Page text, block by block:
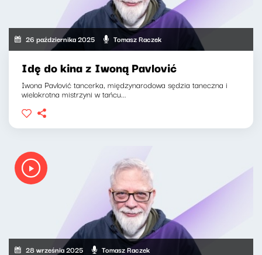
26 października 2025 Tomasz Raczek
Idę do kina z Iwoną Pavlović
Iwona Pavlović tancerka, międzynarodowa sędzia taneczna i
wielokrotna mistrzyni w tańcu...
28 września 2025 Tomasz Raczek